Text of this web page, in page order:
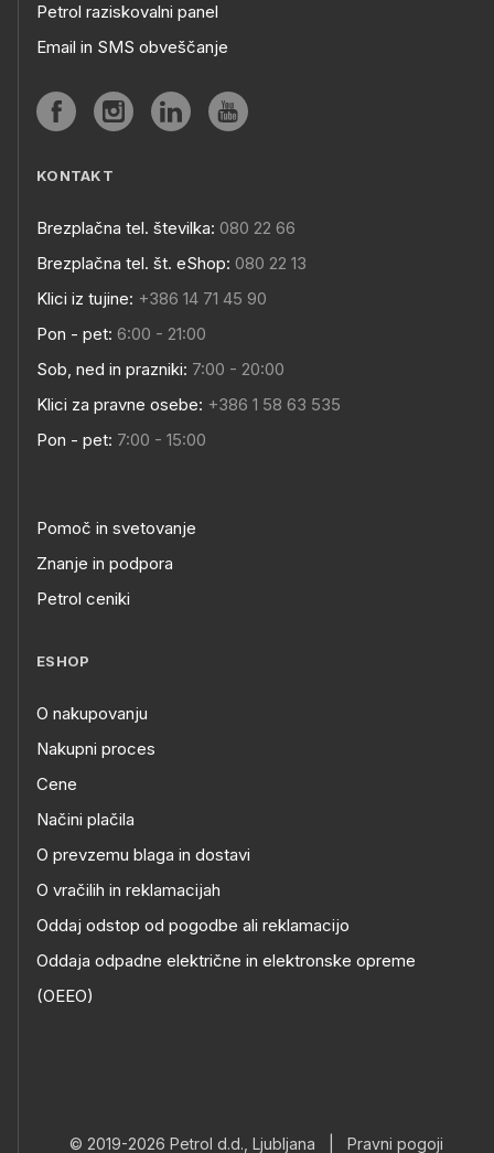
Petrol raziskovalni panel
Email in SMS obveščanje
KONTAKT
Brezplačna tel. številka: 080 22 66
Brezplačna tel. št. eShop: 080 22 13
Klici iz tujine: +386 14 71 45 90
Pon - pet: 6:00 - 21:00
Sob, ned in prazniki: 7:00 - 20:00
Klici za pravne osebe: +386 1 58 63 535
Pon - pet: 7:00 - 15:00
Pomoč in svetovanje
Znanje in podpora
Petrol ceniki
ESHOP
O nakupovanju
Nakupni proces
Cene
Načini plačila
O prevzemu blaga in dostavi
O vračilih in reklamacijah
Oddaj odstop od pogodbe ali reklamacijo
Oddaja odpadne električne in elektronske opreme
(OEEO)
© 2019-2026 Petrol d.d., Ljubljana Pravni pogoji